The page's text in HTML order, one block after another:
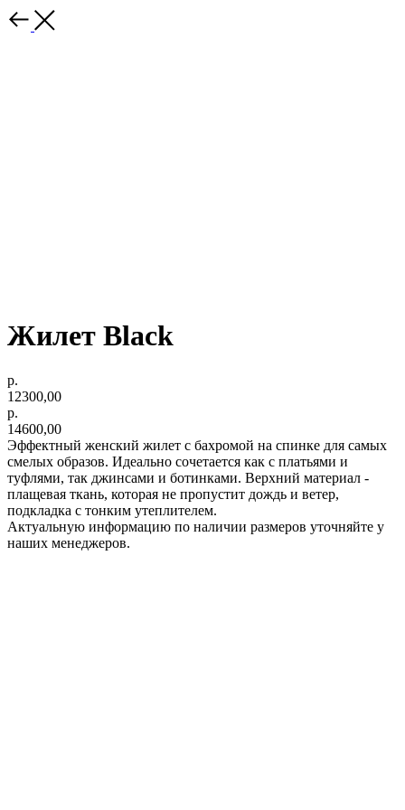
Жилет Black
р.
12300,00
р.
14600,00
Эффектный женский жилет с бахромой на спинке для самых
смелых образов. Идеально сочетается как с платьями и
туфлями, так джинсами и ботинками. Верхний материал -
плащевая ткань, которая не пропустит дождь и ветер,
подкладка с тонким утеплителем.
Актуальную информацию по наличии размеров уточняйте у
наших менеджеров.